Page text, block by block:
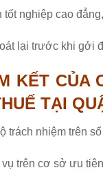
tốt nghiệp cao
lại trước khi gởi
KẾT CỦA
TẠI
trách nhiệm trên
trên cơ sở ưu